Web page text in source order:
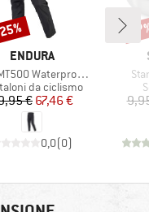
MARCHIO
ENDURA
Waterproof Trouser
di prodotti
da ciclismo
Prezzo
€Prezzo ridotto
67,46 €
0,0(0)